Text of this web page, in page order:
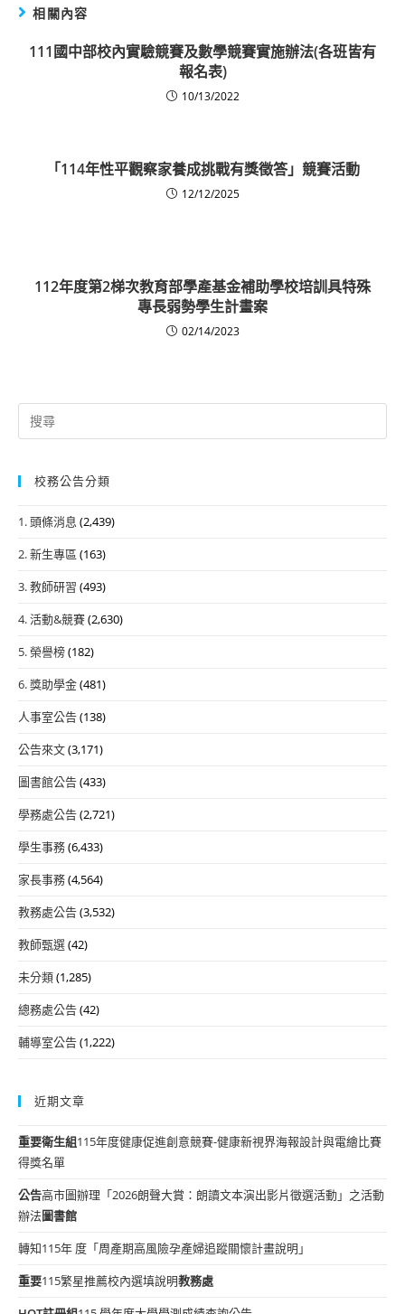
相關內容
111國中部校內實驗競賽及數學競賽實施辦法(各班皆有
報名表)
10/13/2022
「114年性平觀察家養成挑戰有獎徵答」競賽活動
12/12/2025
112年度第2梯次教育部學產基金補助學校培訓具特殊
專長弱勢學生計畫案
02/14/2023
Search
for:
校務公告分類
1. 頭條消息 (2,439)
2. 新生專區 (163)
3. 教師研習 (493)
4. 活動&競賽(2,630)
5. 榮譽榜(182)
6. 獎助學金(481)
人事室公告(138)
公告來文(3,171)
圖書館公告(433)
學務處公告(2,721)
學生事務(6,433)
家長事務(4,564)
教務處公告(3,532)
教師甄選(42)
未分類(1,285)
總務處公告(42)
輔導室公告(1,222)
近期文章
重要衛生組115年度健康促進創意競賽-健康新視界海報設計與電繪比賽
得獎名單
公告高市圖辦理「2026朗聲大賞：朗讀文本演出影片徵選活動」之活動
辦法圖書館
轉知115年 度「周產期高風險孕產婦追蹤關懷計畫說明」
重要115繁星推薦校內選填說明教務處